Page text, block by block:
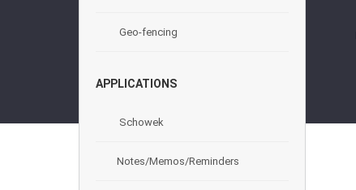
Geo-fencing
APPLICATIONS
Schowek
Notes/Memos/Reminders